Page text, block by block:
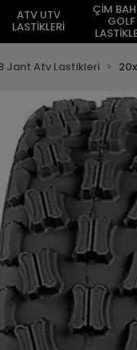
ATV UTV
LASTİKLERİ
ÇİM
GOLF
Jant Atv Lastikleri